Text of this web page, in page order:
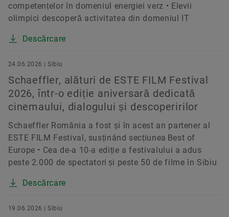
competențelor în domeniul energiei verz • Elevii
olimpici descoperă activitatea din domeniul IT
Descărcare
24.06.2026 | Sibiu
Schaeffler, alături de ESTE FILM Festival
2026, într-o ediție aniversară dedicată
cinemaului, dialogului și descoperirilor
Schaeffler România a fost și în acest an partener al
ESTE FILM Festival, susținând secțiunea Best of
Europe • Cea de-a 10-a ediție a festivalului a adus
peste 2.000 de spectatori și peste 50 de filme în Sibiu
Descărcare
19.06.2026 | Sibiu